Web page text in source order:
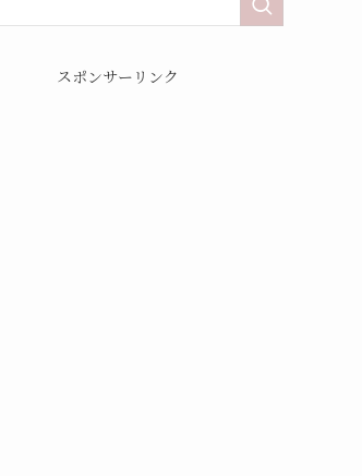
スポンサーリンク